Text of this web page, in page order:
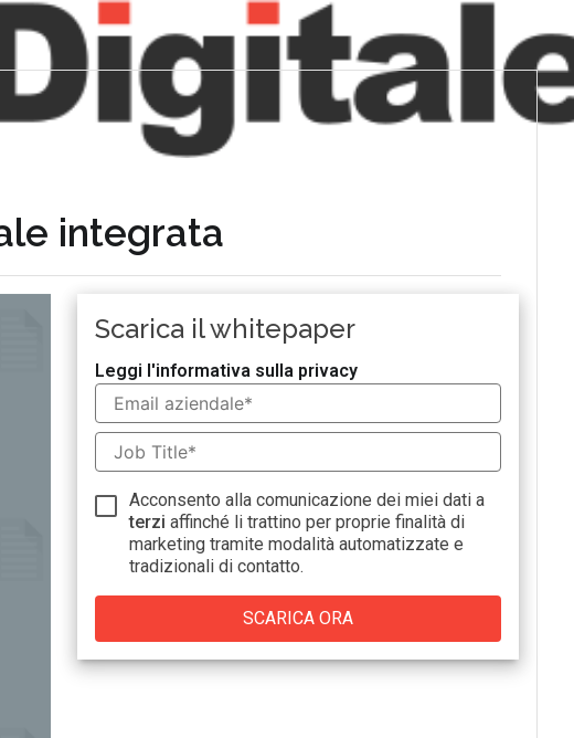
integrata
Scarica il whitepaper
Leggi l'informativa sulla privacy
Acconsento alla comunicazione dei miei dati a
terzi affinché li trattino per proprie finalità di
marketing tramite modalità automatizzate e
tradizionali di contatto.